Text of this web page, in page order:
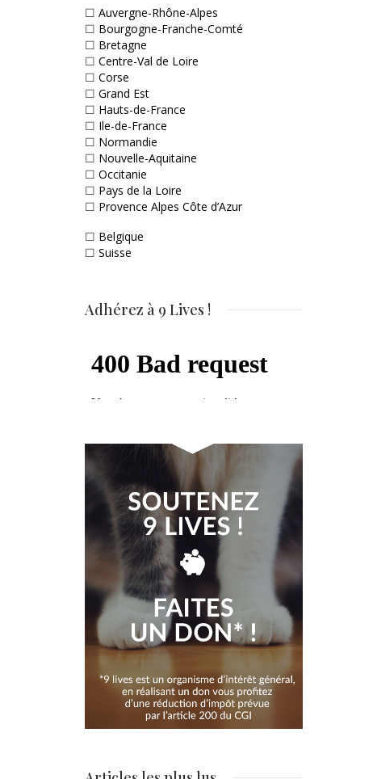
☐ Auvergne-Rhône-Alpes
☐ Bourgogne-Franche-Comté
☐ Bretagne
☐ Centre-Val de Loire
☐ Corse
☐ Grand Est
☐ Hauts-de-France
☐ Ile-de-France
☐ Normandie
☐ Nouvelle-Aquitaine
☐ Occitanie
☐ Pays de la Loire
☐ Provence Alpes Côte d’Azur
☐ Belgique
☐ Suisse
Adhérez à 9 Lives !